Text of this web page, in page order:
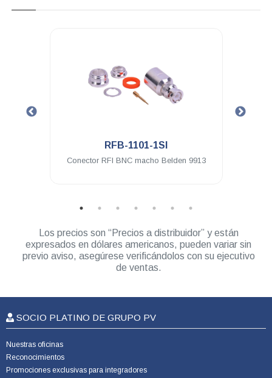
RFB-1101-1SI
Conector RFI BNC macho Belden 9913
Los precios son “Precios a distribuidor” y están
expresados en dólares americanos, pueden variar sin
previo aviso, asegúrese verificándolos con su ejecutivo
de ventas.
SOCIO PLATINO DE GRUPO PV
Nuestras oficinas
Reconocimientos
Promociones exclusivas para integradores